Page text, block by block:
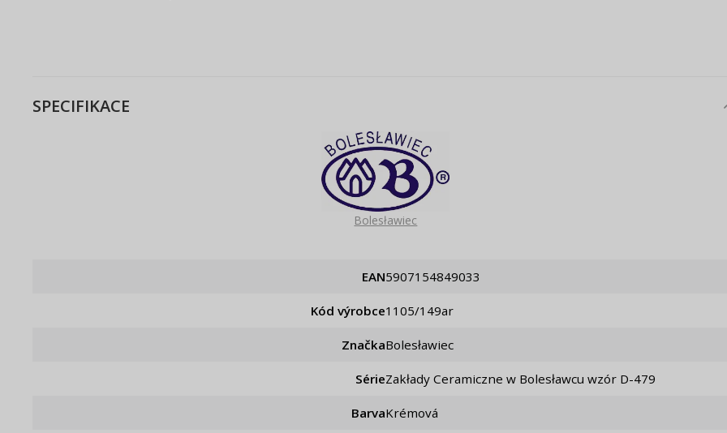
SPECIFIKACE
Bolesławiec
EAN 5907154849033
Kód výrobce 1105/149ar
Značka Bolesławiec
Série Zakłady Ceramiczne w Bolesławcu wzór D-479
Barva Krémová